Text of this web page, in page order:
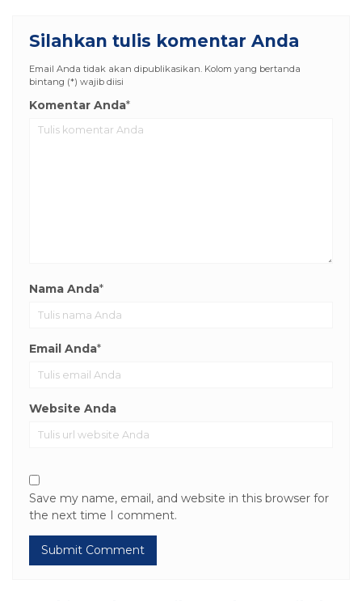
Silahkan tulis komentar Anda
Email Anda tidak akan dipublikasikan. Kolom yang bertanda
bintang (*) wajib diisi
Komentar Anda*
Nama Anda*
Email Anda*
Website Anda
Save my name, email, and website in this browser for
the next time I comment.